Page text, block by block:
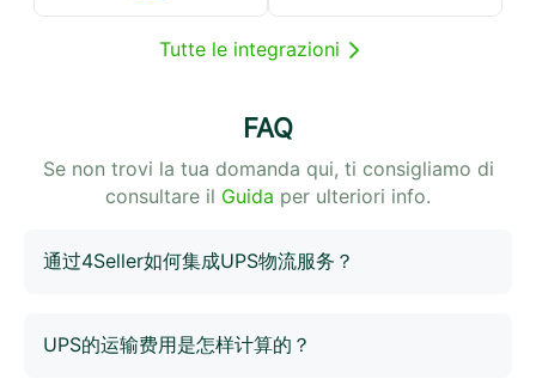
Tutte le integrazioni
FAQ
Se non trovi la tua domanda qui, ti consigliamo di
consultare il Guida per ulteriori info.
通过4Seller如何集成UPS物流服务？
管理所有的配送需求。您只需轻松连接您的UPS账户，即
可开始处理订单、打印面单和跟踪货物。
UPS的运输费用是怎样计算的？